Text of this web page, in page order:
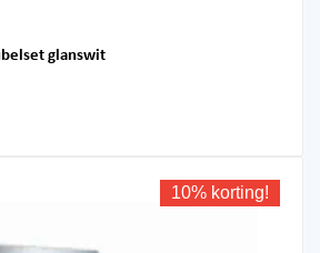
Badmeubel badmeubelset glanswit
10% korting!